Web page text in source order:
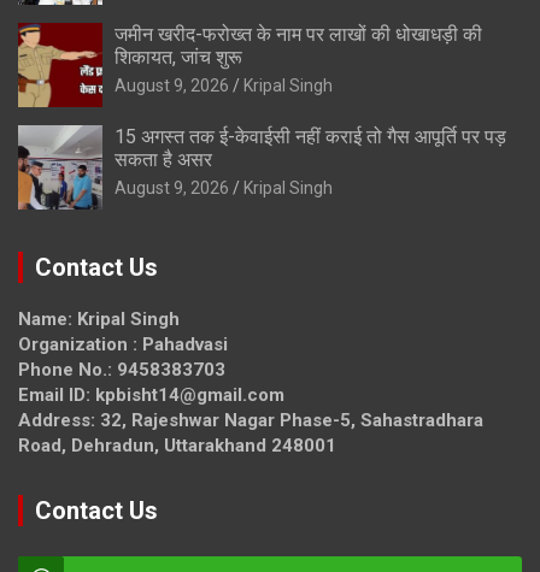
जमीन खरीद-फरोख्त के नाम पर लाखों की धोखाधड़ी की
शिकायत, जांच शुरू
August 9, 2026 Kripal Singh
15 अगस्त तक ई-केवाईसी नहीं कराई तो गैस आपूर्ति पर पड़
सकता है असर
August 9, 2026 Kripal Singh
Contact Us
Name: Kripal Singh
Organization : Pahadvasi
Phone No.: 9458383703
Email ID: kpbisht14@gmail.com
Address: 32, Rajeshwar Nagar Phase-5, Sahastradhara
Road, Dehradun, Uttarakhand 248001
Contact Us